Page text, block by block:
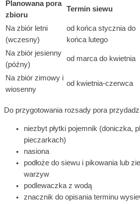
Planowana pora
zbioru
Termin siewu
Na zbiór letni
(wczesny)
od końca stycznia do
końca lutego
Na zbiór jesienny
(późny)
od marca do kwietnia
Na zbiór zimowy i
wiosenny
od kwietnia-czerwca
Do przygotowania rozsady pora
niezbyt płytki pojemnik (doniczka,
pieczarkach)
nasiona
podłoże do siewu i pikowania lub
warzyw
podlewaczka z wodą
znacznik do opisania terminu